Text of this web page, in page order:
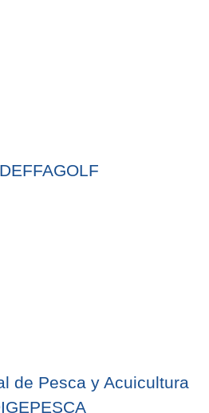
de Pesca y Acuicultura